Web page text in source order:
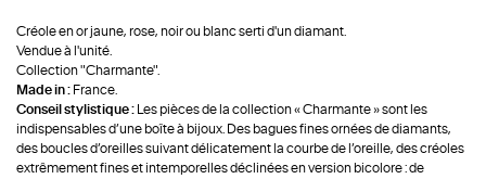
Créole en or jaune, rose, noir ou blanc serti d'un diamant.
Vendue à l'unité.
Collection "Charmante".
Made in : France.
Conseil stylistique : Les pièces de la collection « Charmante » sont les
indispensables d’une boîte à bijoux. Des bagues fines ornées de diamants,
des boucles d’oreilles suivant délicatement la courbe de l’oreille, des créoles
extrêmement fines et intemporelles déclinées en version bicolore : de